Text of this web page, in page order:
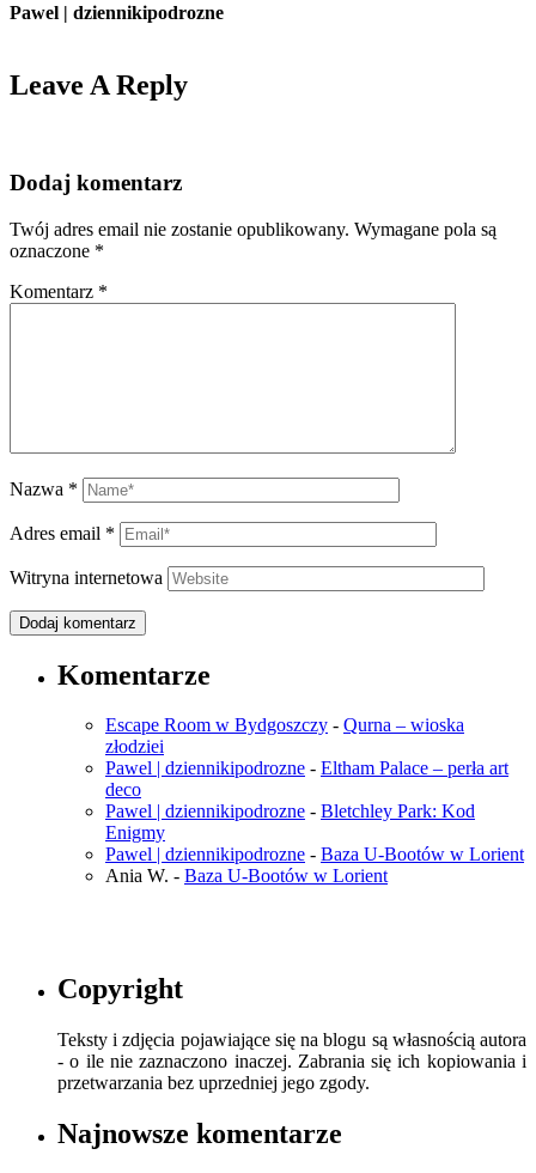
Pawel | dziennikipodrozne
Leave A Reply
Dodaj komentarz
Twój adres email nie zostanie opublikowany. Wymagane pola są
oznaczone *
Komentarz *
Nazwa *
Adres email *
Witryna internetowa
Komentarze
Escape Room w Bydgoszczy - Qurna – wioska
złodziei
Pawel | dziennikipodrozne - Eltham Palace – perła art
deco
Pawel | dziennikipodrozne - Bletchley Park: Kod
Enigmy
Pawel | dziennikipodrozne - Baza U-Bootów w Lorient
Ania W. - Baza U-Bootów w Lorient
Copyright
Teksty i zdjęcia pojawiające się na blogu są własnością autora
- o ile nie zaznaczono inaczej. Zabrania się ich kopiowania i
przetwarzania bez uprzedniej jego zgody.
Najnowsze komentarze